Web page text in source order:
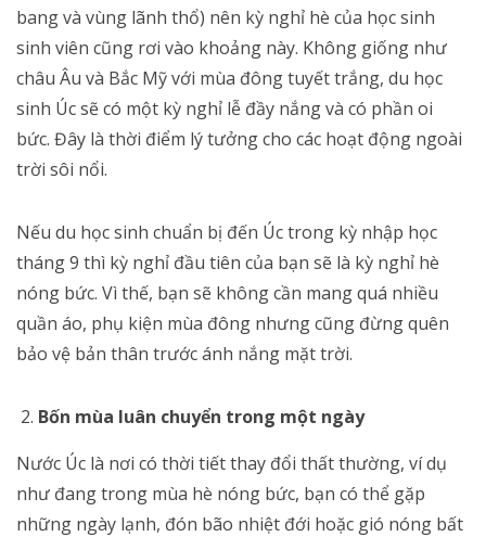
bang và vùng lãnh thổ) nên kỳ nghỉ hè của học sinh
sinh viên cũng rơi vào khoảng này. Không giống như
châu Âu và Bắc Mỹ với mùa đông tuyết trắng, du học
sinh Úc sẽ có một kỳ nghỉ lễ đầy nắng và có phần oi
bức. Đây là thời điểm lý tưởng cho các hoạt động ngoài
trời sôi nổi.
Nếu du học sinh chuẩn bị đến Úc trong kỳ nhập học
tháng 9 thì kỳ nghỉ đầu tiên của bạn sẽ là kỳ nghỉ hè
nóng bức. Vì thế, bạn sẽ không cần mang quá nhiều
quần áo, phụ kiện mùa đông nhưng cũng đừng quên
bảo vệ bản thân trước ánh nắng mặt trời.
Bốn mùa luân chuyển trong một ngày
Nước Úc là nơi có thời tiết thay đổi thất thường, ví dụ
như đang trong mùa hè nóng bức, bạn có thể gặp
những ngày lạnh, đón bão nhiệt đới hoặc gió nóng bất